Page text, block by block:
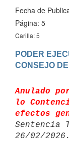
Fecha de
Página: 5
Carilla: 5
PODER
Anulado
lo
efectos
Sentencia